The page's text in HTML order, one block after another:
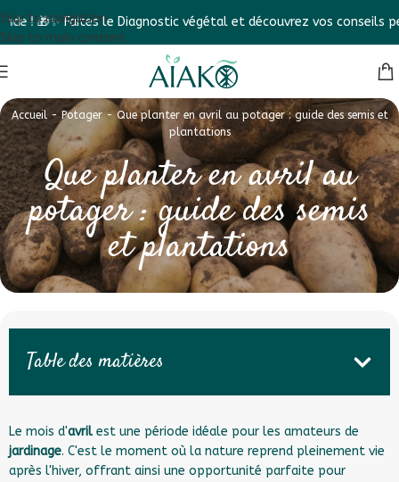
Skip to navigation
Skip to main content
✨ Faites le Diagnostic végétal et découvrez vos conseils
Accueil- Potager- Que planter en avril au potager : guide des semis et
plantations
Que planter en avril au
potager : guide des semis
et plantations
Table des matières
Le mois d'avril est une période idéale pour les amateurs de
jardinage. C'est le moment où la nature reprend pleinement vie
après l'hiver, offrant ainsi une opportunité parfaite pour